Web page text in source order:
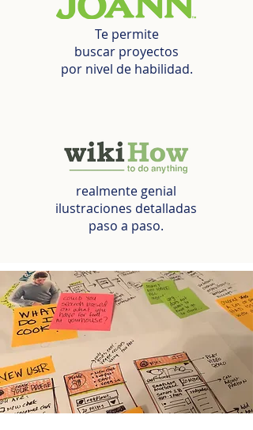
Te permite
buscar proyectos
por nivel de habilidad.
realmente genial
ilustraciones detalladas
paso a paso.